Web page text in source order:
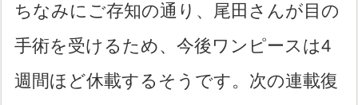
ちなみにご存知の通り、尾田さんが目の
手術を受けるため、今後ワンピースは4
週間ほど休載するそうです。次の連載復